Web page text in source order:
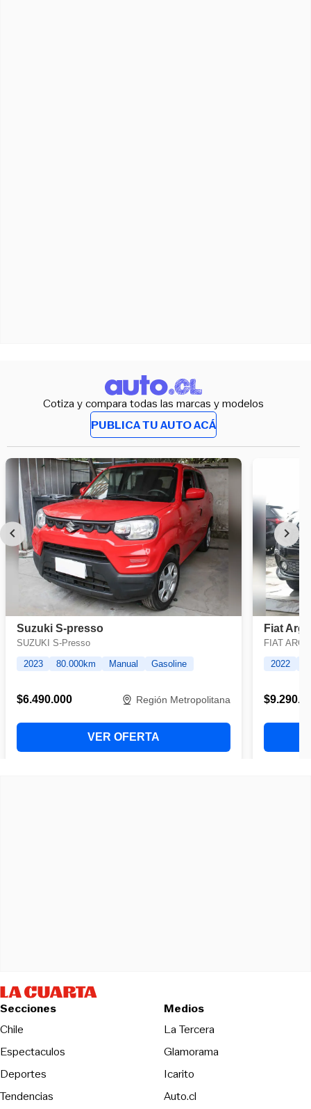
Cotiza y compara todas las marcas y modelos
PUBLICA TU AUTO ACÁ
Secciones
Chile
Espectaculos
Deportes
Tendencias
Medios
La TerceraOpens in new
Glamorama
Icarito
Auto.cl